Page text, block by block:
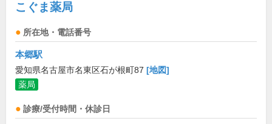
こぐま薬局
所在地・電話番号
本郷駅
愛知県名古屋市名東区石が根町87 [地図]
薬局
診療/受付時間・休診日